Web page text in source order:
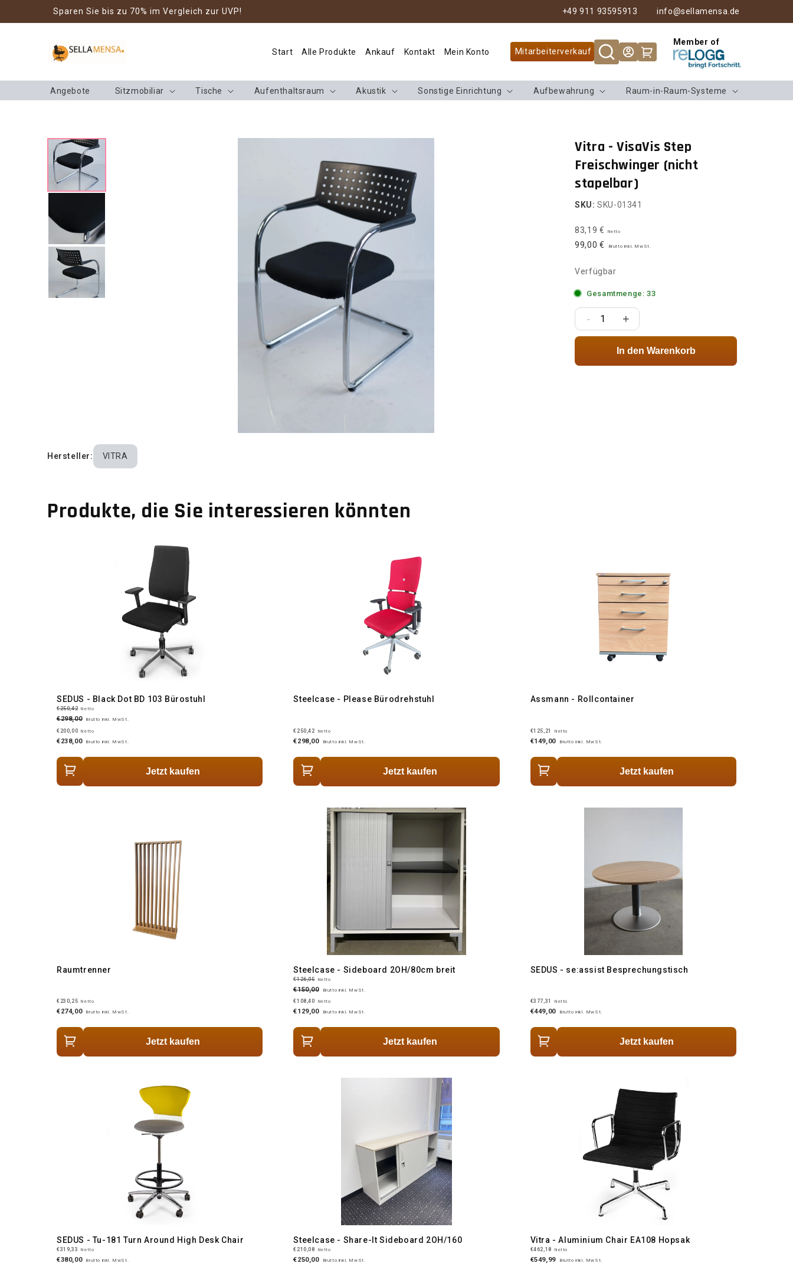
Sparen Sie bis zu 70% im Vergleich zur UVP! +49 911 93595913 info@sellamensa.de
Start Alle Produkte Ankauf Kontakt Mein Konto Mitarbeiterverkauf Warenkorb
Member of
Angebote Sitzmobiliar Tische Aufenthaltsraum Akustik Sonstige Einrichtung Aufbewahrung Raum-in-Raum-Systeme
Vitra - VisaVis Step
Freischwinger (nicht
stapelbar)
SKU:SKU-01341
83,19 € Netto
99,00 € Brutto inkl. MwSt.
Verfügbar
Gesamtmenge: 33
- +
In den Warenkorb
Hersteller: VITRA
Produkte, die Sie interessieren könnten
SEDUS - Black Dot BD 103 Bürostuhl
€250,42 Netto
€298,00
Brutto inkl. MwSt.
€200,00 Netto
€238,00 Brutto inkl. MwSt.
Jetzt kaufen
Steelcase - Please Bürodrehstuhl
€250,42 Netto
€298,00 Brutto inkl. MwSt.
Jetzt kaufen
Assmann - Rollcontainer
€125,21 Netto
€149,00 Brutto inkl. MwSt.
Jetzt kaufen
Raumtrenner
€230,25 Netto
€274,00 Brutto inkl. MwSt.
Jetzt kaufen
Steelcase - Sideboard 2OH/80cm breit
€126,05 Netto
€150,00
Brutto inkl. MwSt.
€108,40
Netto
€129,00 Brutto inkl. MwSt.
Jetzt kaufen
SEDUS - se:assist Besprechungstisch
€377,31 Netto
€449,00 Brutto inkl. MwSt.
Jetzt kaufen
SEDUS - Tu-181 Turn Around High Desk Chair
€319,33 Netto
€380,00 Brutto inkl. MwSt.
Steelcase - Share-It Sideboard 2OH/160
€210,08 Netto
€250,00 Brutto inkl. MwSt.
Vitra - Aluminium Chair EA108 Hopsak
€462,18 Netto
€549,99 Brutto inkl. MwSt.